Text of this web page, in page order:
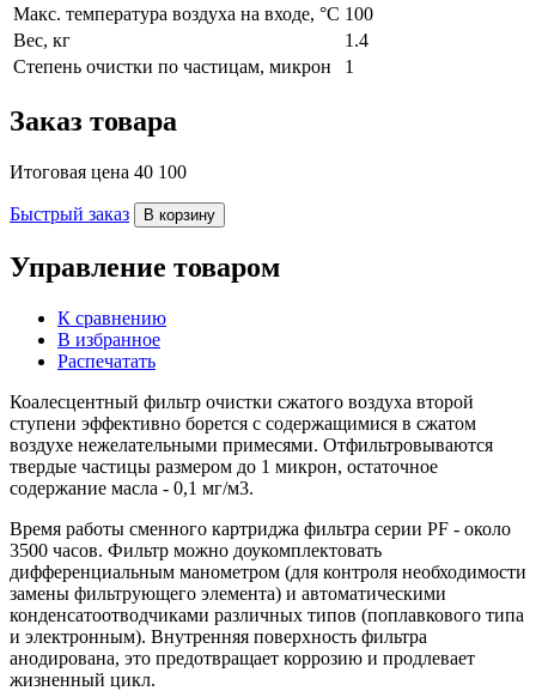
Макс. температура воздуха на входе, °C 100
Вес, кг
1.4
Степень очистки по частицам, микрон
1
Заказ товара
Итоговая цена 40 100
Быстрый заказ В корзину
Управление товаром
К сравнению
В избранное
Распечатать
Коалесцентный фильтр очистки сжатого воздуха второй
ступени эффективно борется с содержащимися в сжатом
воздухе нежелательными примесями. Отфильтровываются
твердые частицы размером до 1 микрон, остаточное
содержание масла - 0,1 мг/м3.
Время работы сменного картриджа фильтра серии PF - около
3500 часов. Фильтр можно доукомплектовать
дифференциальным манометром (для контроля необходимости
замены фильтрующего элемента) и автоматическими
конденсатоотводчиками различных типов (поплавкового типа
и электронным). Внутренняя поверхность фильтра
анодирована, это предотвращает коррозию и продлевает
жизненный цикл.